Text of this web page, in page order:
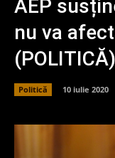
AEP
nu va
(POLITICĂ)
Politică 10 iulie 2020